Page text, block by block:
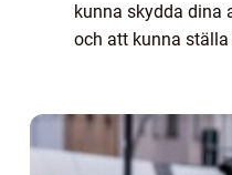
kunna skydda dina
och att kunna